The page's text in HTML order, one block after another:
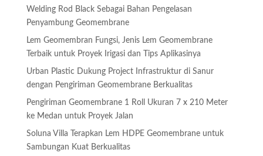
Welding Rod Black Sebagai Bahan Pengelasan
Penyambung Geomembrane
Lem Geomembran Fungsi, Jenis Lem Geomembrane
Terbaik untuk Proyek Irigasi dan Tips Aplikasinya
Urban Plastic Dukung Project Infrastruktur di Sanur
dengan Pengiriman Geomembrane Berkualitas
Pengiriman Geomembrane 1 Roll Ukuran 7 x 210 Meter
ke Medan untuk Proyek Jalan
Soluna Villa Terapkan Lem HDPE Geomembrane untuk
Sambungan Kuat Berkualitas